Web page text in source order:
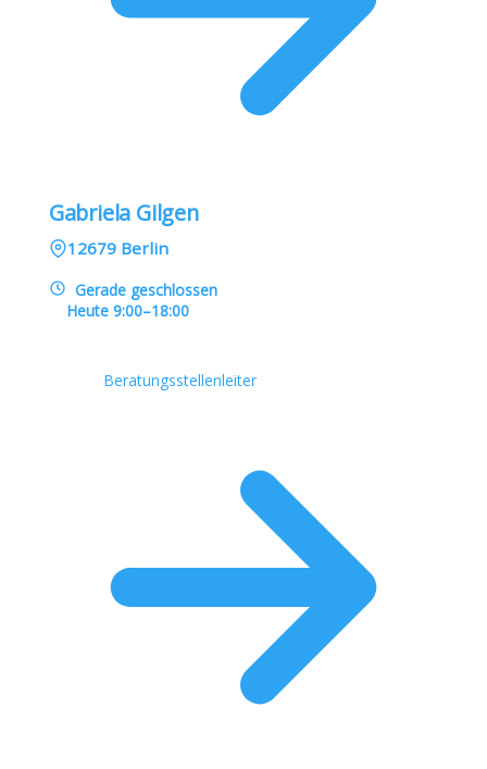
Gabriela Gilgen
12679 Berlin
Gerade geschlossen
Heute 9:00–18:00
Beratungsstellenleiter